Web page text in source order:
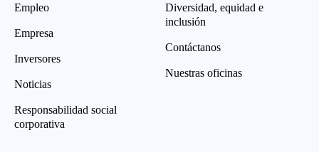
Empleo
Empresa
Inversores
Noticias
Responsabilidad social
corporativa
Diversidad, equidad e
inclusión
Contáctanos
Nuestras oficinas